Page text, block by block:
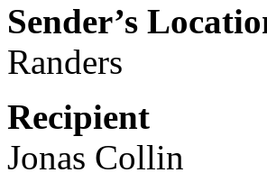
Sender’s
Randers
Recipient
Jonas Collin